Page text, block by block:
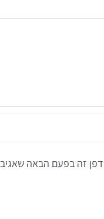
זה בפעם הבאה שאגיב